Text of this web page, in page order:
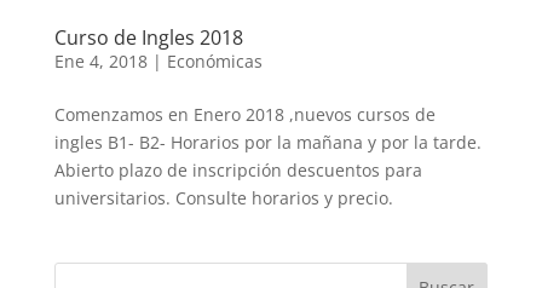
Curso de Ingles 2018
Ene 4, 2018| Económicas
Comenzamos en Enero 2018 ,nuevos cursos de
ingles B1- B2- Horarios por la mañana y por la tarde.
Abierto plazo de inscripción descuentos para
universitarios. Consulte horarios y precio.